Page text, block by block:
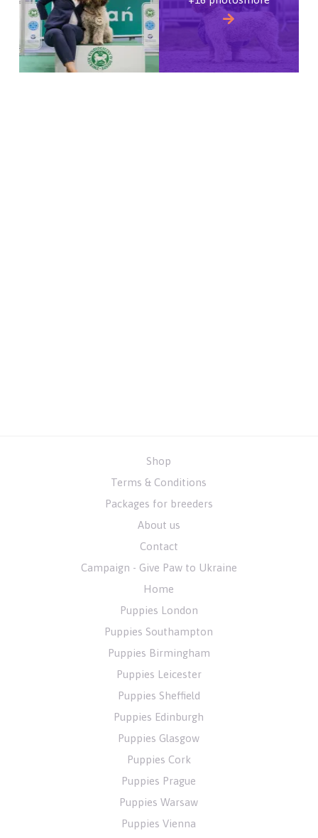
Shop
Terms & Conditions
Packages for breeders
About us
Contact
Campaign - Give Paw to Ukraine
Home
Puppies London
Puppies Southampton
Puppies Birmingham
Puppies Leicester
Puppies Sheffield
Puppies Edinburgh
Puppies Glasgow
Puppies Cork
Puppies Prague
Puppies Warsaw
Puppies Vienna